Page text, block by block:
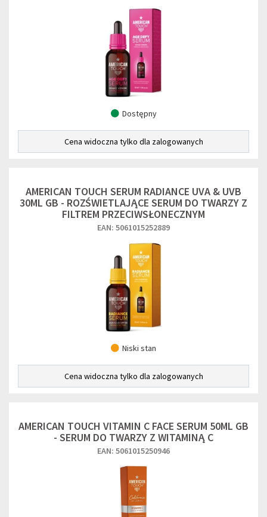
Dostępny
Cena widoczna tylko dla zalogowanych
AMERICAN TOUCH SERUM RADIANCE UVA & UVB
30ML GB - ROZŚWIETLAJĄCE SERUM DO TWARZY Z
FILTREM PRZECIWSŁONECZNYM
EAN: 5061015252889
Niski stan
Cena widoczna tylko dla zalogowanych
AMERICAN TOUCH VITAMIN C FACE SERUM 50ML GB
- SERUM DO TWARZY Z WITAMINĄ C
EAN: 5061015250946